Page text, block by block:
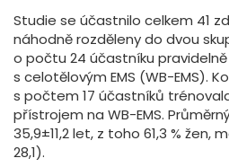
Studie se účastnilo celkem 41
náhodně rozděleny do dvou
o počtu 24 účastníku
s celotělovým EMS (WB-EMS).
s počtem 17 účastníků
přístrojem na WB-EMS.
35,9±11,2 let, z toho 61,3 % žen,
28,1).